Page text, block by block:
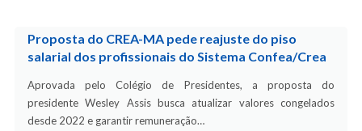
Proposta do CREA-MA pede reajuste do piso
salarial dos profissionais do Sistema Confea/Crea
Aprovada pelo Colégio de Presidentes, a proposta do
presidente Wesley Assis busca atualizar valores congelados
desde 2022 e garantir remuneração…